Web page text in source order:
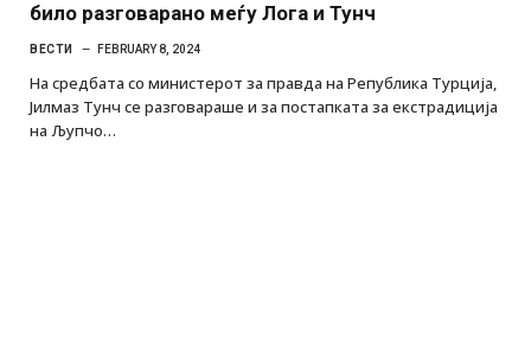
било разговарано меѓу Лога и Тунч
ВЕСТИ FEBRUARY 8, 2024
На средбата со министерот за правда на Република Турција,
Јилмаз Тунч се разговараше и за постапката за екстрадиција
на Љупчо…